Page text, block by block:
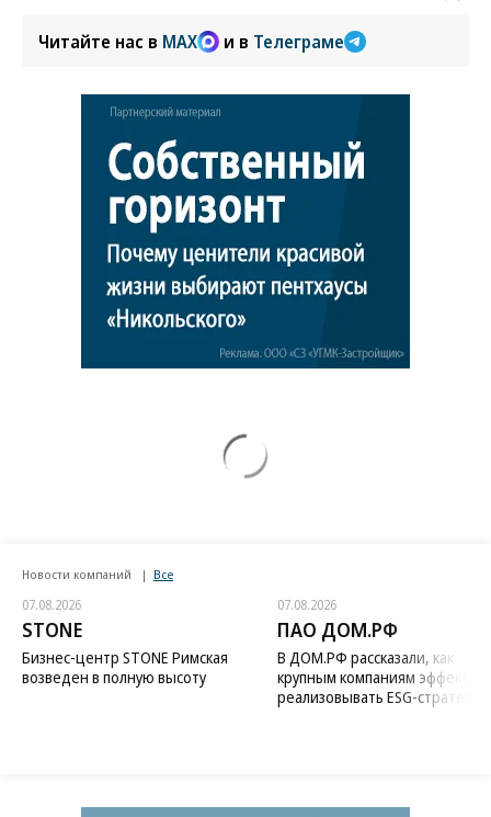
Читайте нас в MAX и в Телеграме
Новости компаний Все
07.08.2026
STONE
Бизнес-центр STONE Римская
возведен в полную высоту
07.08.2026
ПАО ДОМ.РФ
В ДОМ.РФ рассказали, как
крупным компаниям
реализовывать ESG-стратегию